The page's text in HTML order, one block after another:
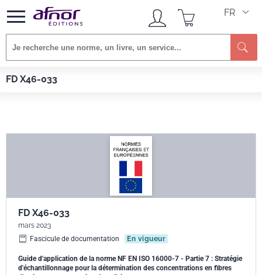
FR
FD X46-033
Afnor EDITIONS
FD X46-033
mars 2023
Fascicule de documentation
En vigueur
Guide d'application de la norme NF EN ISO 16000-7 - Partie 7 : Stratégie
d'échantillonnage pour la détermination des concentrations en fibres